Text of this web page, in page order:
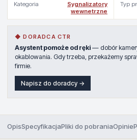
Kategoria
Sygnalizatory
wewnetrzne
Typ
◆ DORADCA CTR
Asystent pomoże od ręki — dobór
okablowania. Gdy trzeba, przekażemy
firmie.
Napisz do doradcy →
OpisSpecyfikacjaPliki do pobraniaOpinie